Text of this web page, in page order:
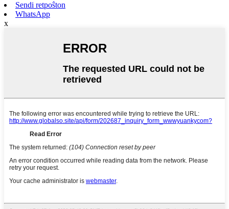
Sendi retpoŝton
WhatsApp
x